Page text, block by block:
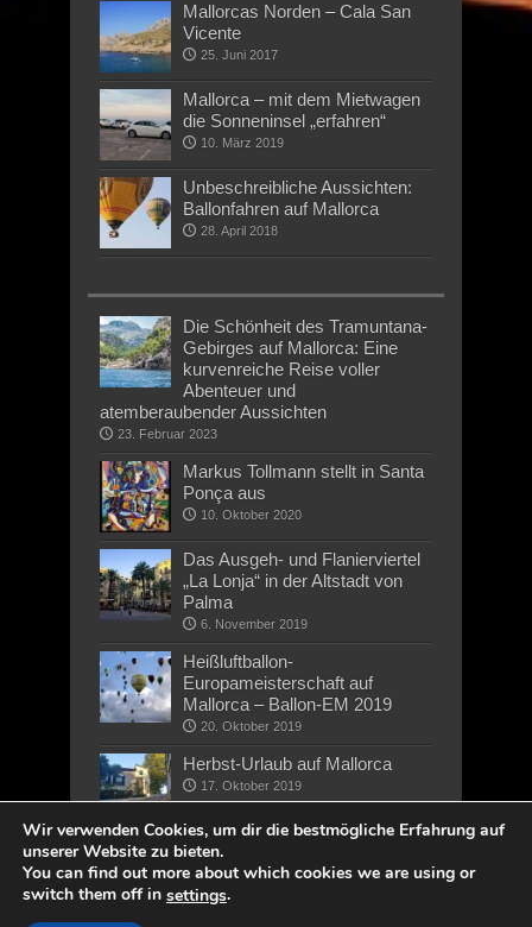
Mallorcas Norden – Cala San
Vicente
25. Juni 2017
Mallorca – mit dem Mietwagen
die Sonneninsel „erfahren“
10. März 2019
Unbeschreibliche Aussichten:
Ballonfahren auf Mallorca
28. April 2018
Die Schönheit des Tramuntana-
Gebirges auf Mallorca: Eine
kurvenreiche Reise voller
Abenteuer und
atemberaubender Aussichten
23. Februar 2023
Markus Tollmann stellt in Santa
Ponça aus
10. Oktober 2020
Das Ausgeh- und Flanierviertel
„La Lonja“ in der Altstadt von
Palma
6. November 2019
Heißluftballon-
Europameisterschaft auf
Mallorca – Ballon-EM 2019
20. Oktober 2019
Herbst-Urlaub auf Mallorca
17. Oktober 2019
Wir verwenden Cookies, um dir die bestmögliche Erfahrung auf
unserer Website zu bieten.
You can find out more about which cookies we are using or
switch them off in settings.